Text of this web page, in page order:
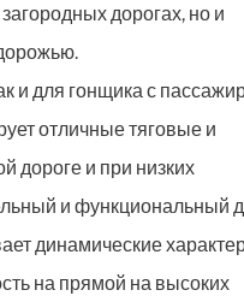
дорогах, но и
и для гонщика с
отличные тяговые и
дороге и при низких
и функциональный
динамические
на прямой на высоких